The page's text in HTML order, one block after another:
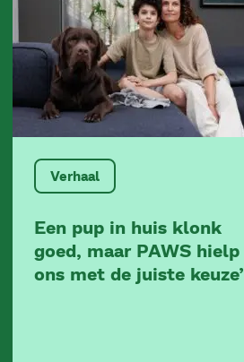
Verhaal
Een pup in huis klonk
goed, maar PAWS hielp
ons met de juiste keuze’